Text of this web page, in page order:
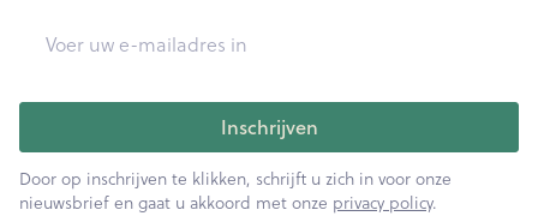
Inschrijven
Door op inschrijven te klikken, schrijft u zich in voor onze
nieuwsbrief en gaat u akkoord met onze privacy policy.